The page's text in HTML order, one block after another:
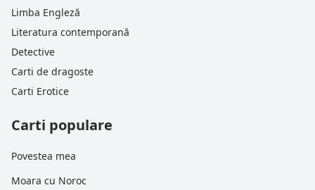
Limba Engleză
Literatura contemporană
Detective
Carti de dragoste
Carti Erotice
Carti populare
Povestea mea
Moara cu Noroc